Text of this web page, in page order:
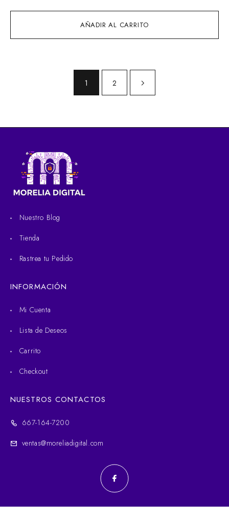
AÑADIR AL CARRITO
1 2
Nuestro Blog
Tienda
Rastrea tu Pedido
INFORMACIÓN
Mi Cuenta
Lista de Deseos
Carrito
Checkout
NUESTROS CONTACTOS
667-164-7200
ventas@moreliadigital.com